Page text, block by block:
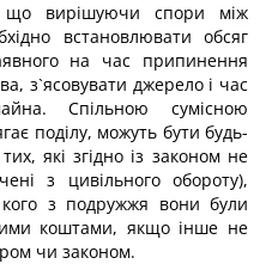
що вирішуючи спори між
встановлювати обсяг
на час припинення
з`ясовувати джерело і час
Спільною сумісною
поділу, можуть бути будь-
які згідно із законом не
з цивільного обороту),
з подружжя вони були
коштами, якщо інше не
чи законом.